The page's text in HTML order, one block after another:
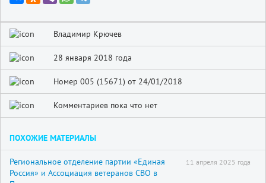
Владимир Крючев
28 января 2018 года
Номер 005 (15671) от 24/01/2018
Комментариев пока что нет
ПОХОЖИЕ МАТЕРИАЛЫ
Региональное отделение партии «Единая
Россия» и Ассоциация ветеранов СВО в
11 апреля 2025 года